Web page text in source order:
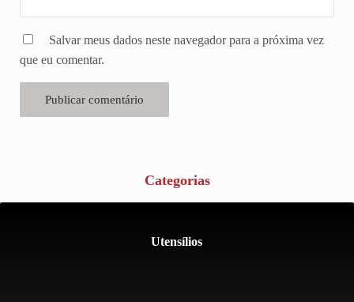
Salvar meus dados neste navegador para a próxima vez
que eu comentar.
Categorias
Utensílios